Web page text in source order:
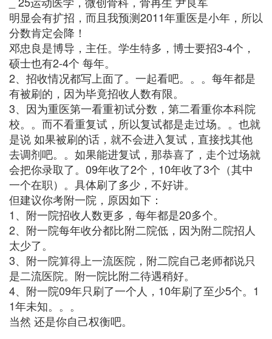
明显会有扩招，而且我预测2011年重医是小年，所以
分数肯定会降！
邓忠良是博导，主任。学生特多，博士要招3-4个，
硕士也有2-4个 每年。
2、招收情况都写上面了。一起看吧。。。每年都是
有被刷的，因为毕竟招收人数有限。
3、因为重医第一看重初试分数，第二看重你本科院
校。。而不看重复试，所以复试都是走过场。。也就
是说 如果被刷的话，就不会进入复试，直接找其他
去调剂吧。。如果能进复试，那恭喜了，走个过场就
会把你录取了。09年收了2个，10年收了3个（其中
一个在职）。具体刷了多少，不好讲。
但建议你考附一院，原因如下：
1、附一院招收人数更多，每年都是20多个。
2、附一院每年收分都比附二院低，因为附二院招人
太少了。
3、附一院算得上一流医院，附二院自己老师都说只
是二流医院。附一院比附二待遇稍好。
4、附一院09年只刷了一个人，10年刷了至少5个。1
1年未知。。。
当然 还是你自己权衡吧。